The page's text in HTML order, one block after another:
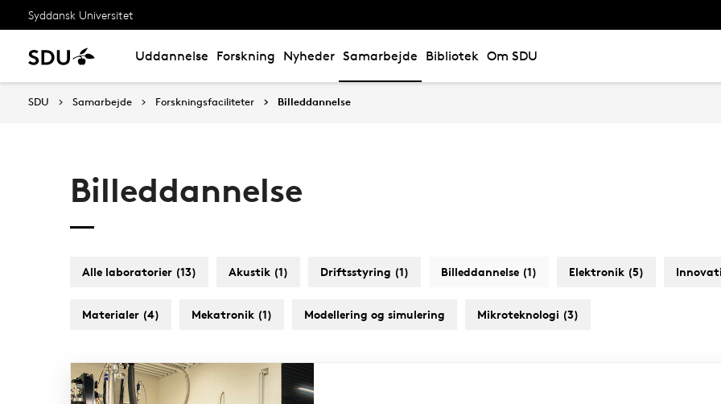
Syddansk Universitet
Uddannelse Forskning Nyheder Samarbejde Bibliotek Om SDU
SDU Samarbejde Forskningsfaciliteter Billeddannelse
Billeddannelse
Alle laboratorier (13) Akustik (1) Driftsstyring (1) Billeddannelse (1) Elektronik (5)
Materialer (4) Mekatronik (1) Modellering og simulering Mikroteknologi (3)